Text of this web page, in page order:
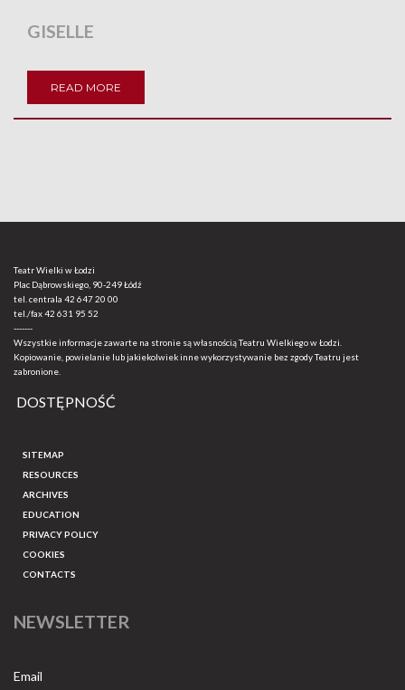
GISELLE
READ MORE
Teatr Wielki w Łodzi
Plac Dąbrowskiego, 90-249 Łódź
tel. centrala 42 647 20 00
tel./fax42 631 95 52
-------
Wszystkie informacje zawarte na stronie są własnością Teatru Wielkiego w Łodzi.
Kopiowanie, powielanie lub jakiekolwiek inne wykorzystywanie bez zgody Teatru jest
zabronione.
DOSTĘPNOŚĆ
SITEMAP
RESOURCES
ARCHIVES
EDUCATION
PRIVACY POLICY
COOKIES
CONTACTS
NEWSLETTER
Email